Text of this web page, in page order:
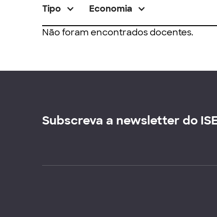
Tipo Economia
Não foram encontrados docentes.
Subscreva a newsletter do